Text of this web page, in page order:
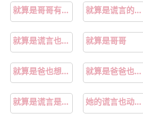
就算是哥哥有爱就没问题了对吧免费观看 就算是谎言的漫画
就算是谎言也没关系全集 就算是哥哥
就算是爸也想做动漫中文在线看 就算是爸爸也想做动漫六分钟未删减完整
就算是谎言是敷衍又怎么样 她的谎言也动听大结局